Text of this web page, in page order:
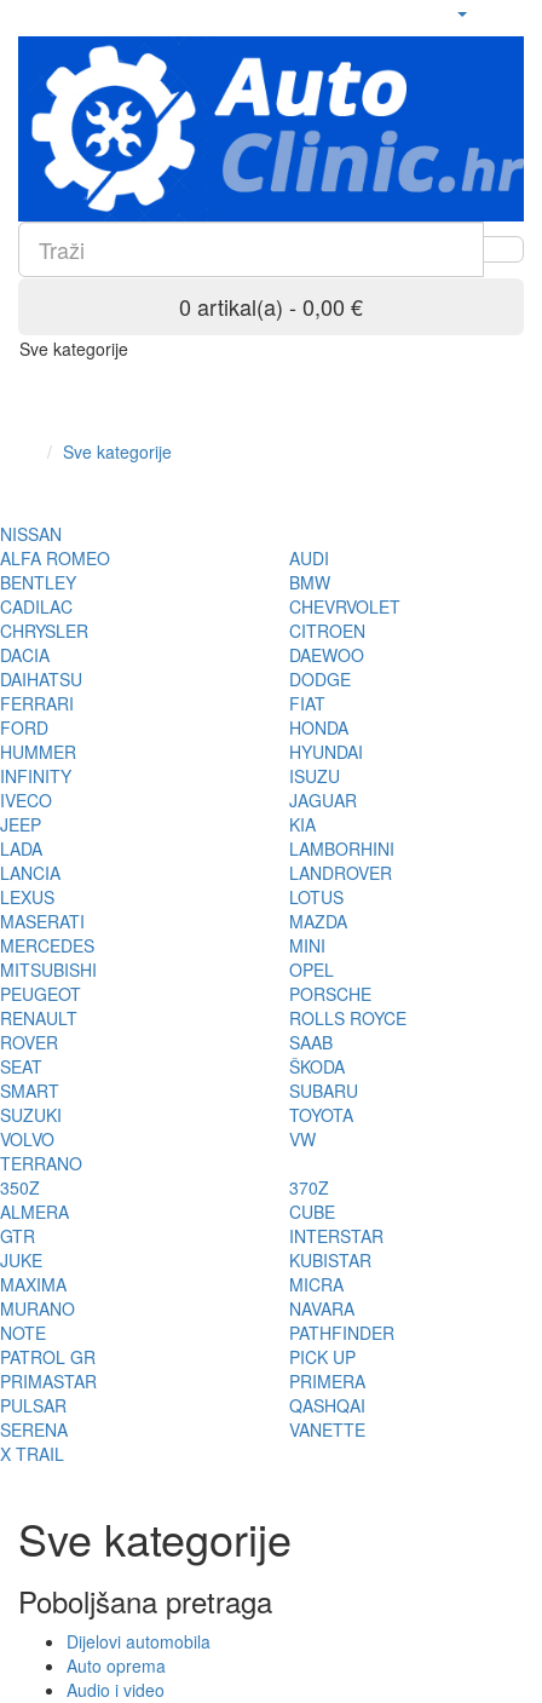
0 artikal(a) - 0,00 €
Sve kategorije
Sve kategorije
NISSAN
ALFA ROMEO
AUDI
BENTLEY
BMW
CADILAC
CHEVRVOLET
CHRYSLER
CITROEN
DACIA
DAEWOO
DAIHATSU
DODGE
FERRARI
FIAT
FORD
HONDA
HUMMER
HYUNDAI
INFINITY
ISUZU
IVECO
JAGUAR
JEEP
KIA
LADA
LAMBORHINI
LANCIA
LANDROVER
LEXUS
LOTUS
MASERATI
MAZDA
MERCEDES
MINI
MITSUBISHI
OPEL
PEUGEOT
PORSCHE
RENAULT
ROLLS ROYCE
ROVER
SAAB
SEAT
ŠKODA
SMART
SUBARU
SUZUKI
TOYOTA
VOLVO
VW
TERRANO
350Z
370Z
ALMERA
CUBE
GTR
INTERSTAR
JUKE
KUBISTAR
MAXIMA
MICRA
MURANO
NAVARA
NOTE
PATHFINDER
PATROL GR
PICK UP
PRIMASTAR
PRIMERA
PULSAR
QASHQAI
SERENA
VANETTE
X TRAIL
Sve kategorije
Poboljšana pretraga
Dijelovi automobila
Auto oprema
Audio i video